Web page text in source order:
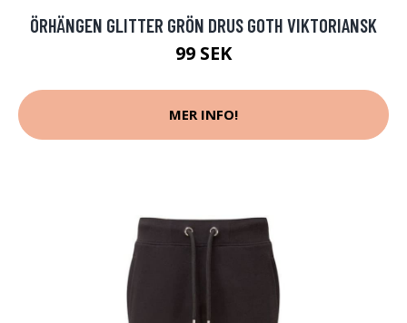
ÖRHÄNGEN GLITTER GRÖN DRUS GOTH VIKTORIANSK
99 SEK
MER INFO!